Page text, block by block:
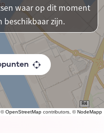
©OpenStreetMap contributors, ©NodeMapp
waar op dit moment
zijn.